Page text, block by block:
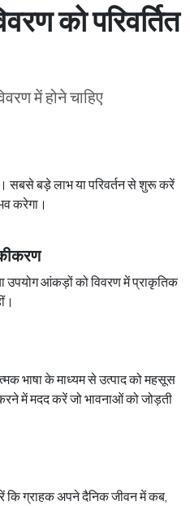
को परिवर्तित
में होने चाहिए
सबसे बड़े लाभ या परिवर्तन से शुरू करें
करेगा।
उपयोग आंकड़ों को विवरण में प्राकृतिक
भाषा के माध्यम से उत्पाद को महसूस
में मदद करें जो भावनाओं को जोड़ती
कि ग्राहक अपने दैनिक जीवन में कब,